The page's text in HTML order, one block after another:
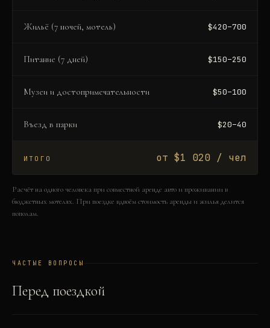
Жильё (7 ночей, мотель) $420–700
Питание (7 дней) $150–250
Музеи и достопримечательности $50–100
Въезд в парки $20–40
ИТОГО от $1 020 / чел
Расчёт на одного человека при совместной аренде авто и проживании в
бюджетных мотелях. При поездке вдвоём стоимость аренды и жилья делится
пополам.
ЧАСТЫЕ ВОПРОСЫ
Перед поездкой